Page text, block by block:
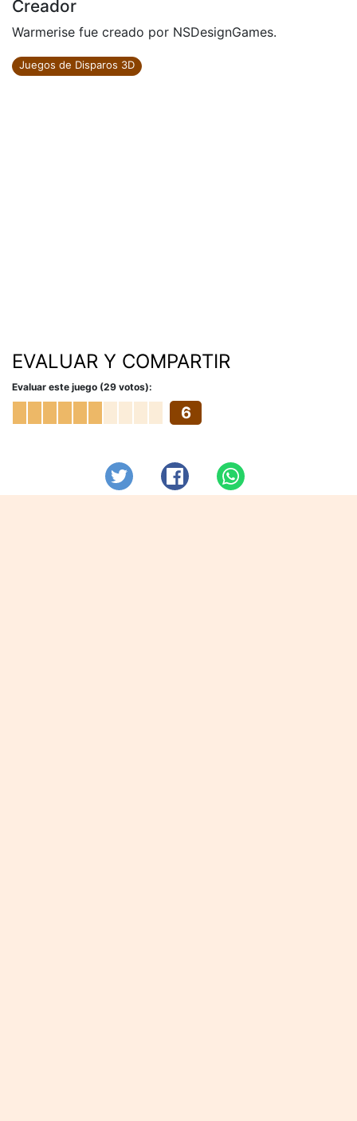
Creador
Warmerise fue creado por NSDesignGames.
Juegos de Disparos 3D
EVALUAR Y COMPARTIR
Evaluar este juego (29 votos):
6